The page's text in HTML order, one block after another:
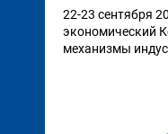
22-23 сентября
экономический
механизмы